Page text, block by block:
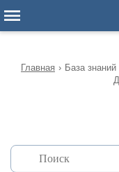
Главная › База